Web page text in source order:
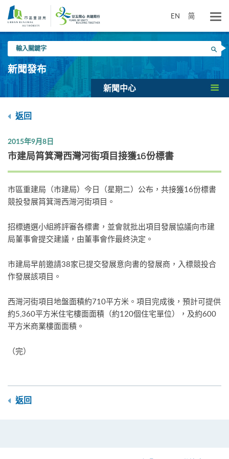
要
EN 简
入
關
鍵
搜尋
新聞發布
新聞中心
返回
2015年9月8日
市建局筲箕灣西灣河街項目接獲16份標書
市區重建局（市建局）今日（星期二）公布，共接獲16份標書
競投發展筲箕灣西灣河街項目。
招標遴選小組將評審各標書，並會就批出項目發展協議向市建
局董事會提交建議，由董事會作最終決定。
市建局早前邀請38家已提交發展意向書的發展商，入標競投合
作發展該項目。
西灣河街項目地盤面積約710平方米。項目完成後，預計可提供
約5,360平方米住宅樓面面積（約120個住宅單位），及約600
平方米商業樓面面積。
（完）
返回